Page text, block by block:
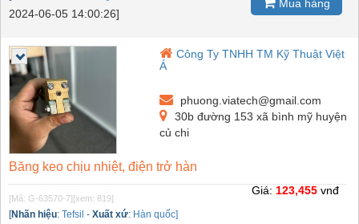
2024-06-05 14:00:26]
Mua hàng
Công Ty TNHH TM Kỹ Thuật Việt
Á
phuong.viatech@gmail.com
30b đường 153 xã bình mỹ huyện
củ chi
Băng keo chịu nhiệt, điện trở hàn
[Mã: G-63570-7][xem: 819]
[Nhãn hiệu: Tefsil - Xuất xứ: Hàn quốc]
Giá: 123,455 vnđ